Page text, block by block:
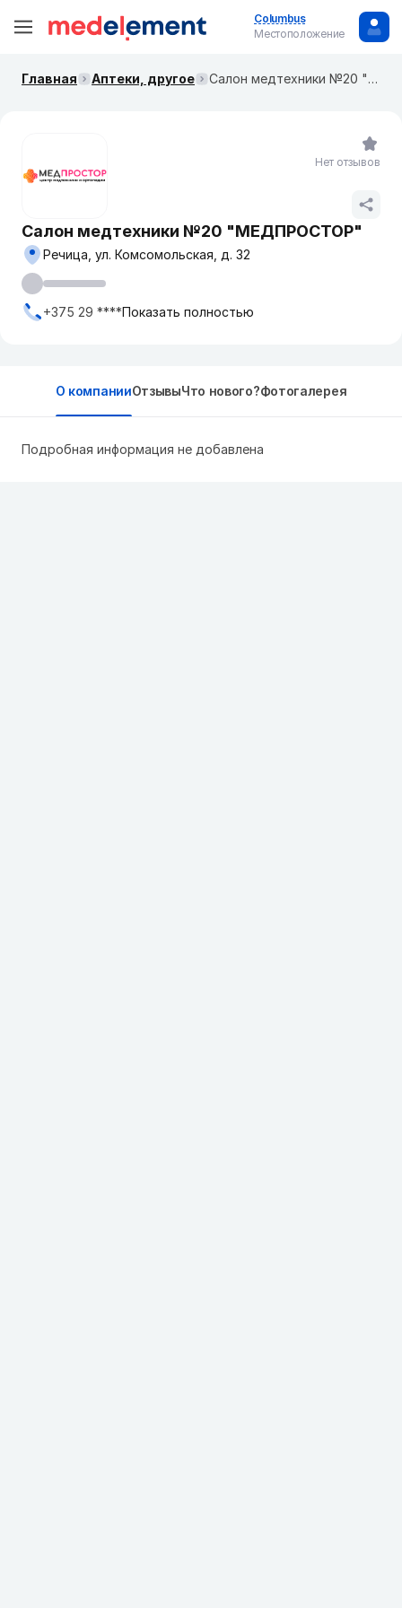
Columbus
Местоположение
Главная Аптеки, другое Салон медтехники №20 "МЕДПРОСТОР"
Салон медтехники №20 "МЕДПРОСТОР"
Речица, ул. Комсомольская, д. 32
+375 29 ****Показать полностью
Нет отзывов
О компанииОтзывыЧто нового?Фотогалерея
Подробная информация не добавлена